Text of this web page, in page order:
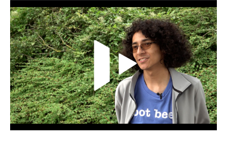
Video-Player überspringen